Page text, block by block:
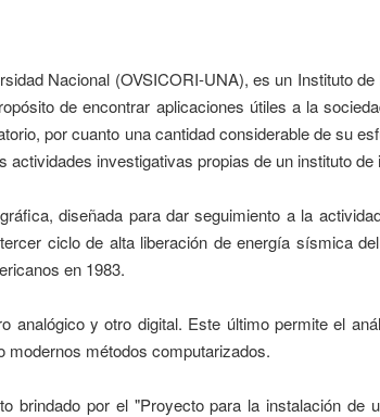
Nacional (OVSICORI-UNA), es un Instituto
de encontrar aplicaciones útiles a la
por cuanto una cantidad considerable de su
investigativas propias de un instituto
diseñada para dar seguimiento a la
ciclo de alta liberación de energía sísmica
en 1983.
analógico y otro digital. Este último permite el
modernos métodos computarizados.
brindado por el "Proyecto para la instalación